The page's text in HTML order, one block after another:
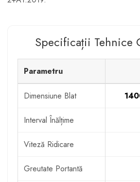
Specificații Tehnice
Parametru
Dimensiune Blat
Interval Înălțime
Viteză Ridicare
Greutate Portantă